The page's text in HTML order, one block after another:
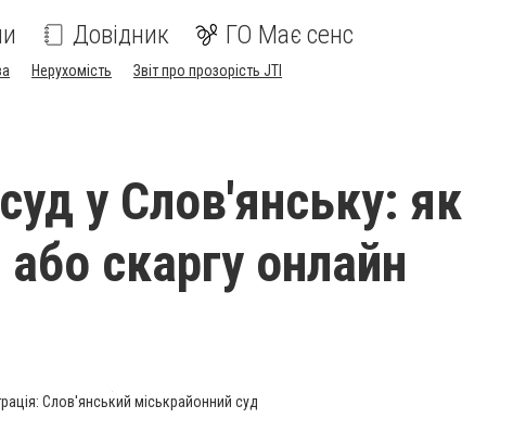
Довідник ГО Має сенс
Нерухомість Звіт про прозорість JTI
у Слов'янську: як
скаргу онлайн
Слов'янський міськрайонний суд